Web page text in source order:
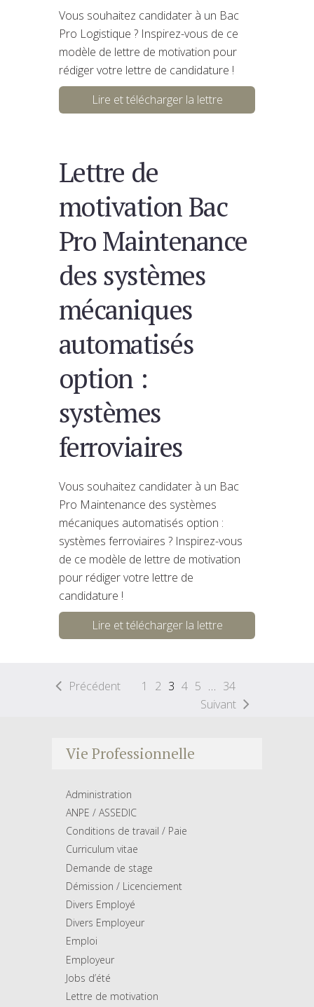
Vous souhaitez candidater à un Bac
Pro Logistique ? Inspirez-vous de ce
modèle de lettre de motivation pour
rédiger votre lettre de candidature !
Lire et télécharger la lettre
Lettre de
motivation Bac
Pro Maintenance
des systèmes
mécaniques
automatisés
option :
systèmes
ferroviaires
Vous souhaitez candidater à un Bac
Pro Maintenance des systèmes
mécaniques automatisés option :
systèmes ferroviaires ? Inspirez-vous
de ce modèle de lettre de motivation
pour rédiger votre lettre de
candidature !
Lire et télécharger la lettre
Précédent 1 2 3 4 5 … 34
Suivant
Vie Professionnelle
Administration
ANPE / ASSEDIC
Conditions de travail / Paie
Curriculum vitae
Demande de stage
Démission / Licenciement
Divers Employé
Divers Employeur
Emploi
Employeur
Jobs d’été
Lettre de motivation